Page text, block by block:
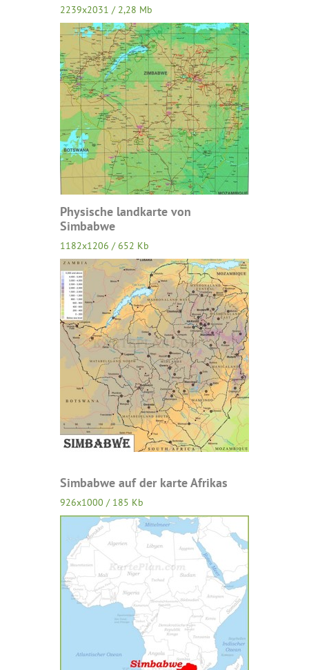
2239x2031 / 2,28 Mb
Physische landkarte von
Simbabwe
1182x1206 / 652 Kb
Simbabwe auf der karte Afrikas
926x1000 / 185 Kb